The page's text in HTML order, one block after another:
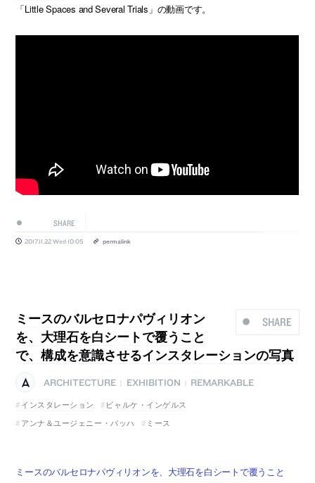
「Little Spaces and Several Trials」の動画です。
SHARE
2017.11.22 Wed 10:05 permalink
SHARE
ミースのバルセロナパヴィリオン
を、大理石を白シートで覆うこと
で、構成を意識させるインスタレーションの写真
ARCHITECTURE EXHIBITION
REMARKABLE
インスタレーション
ビャルケ・インゲルス
アンナ＆ユージェニー・バッハ
ミース
ミースのバルセロナパヴィリオンを、大理石を白シートで覆うこと